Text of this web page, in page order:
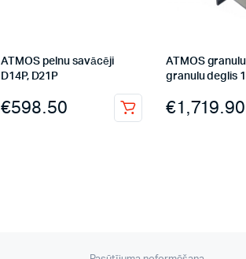
ATMOS pelnu savācēji
D14P, D21P
€598.50
ATMOS
granulu deglis
€1,719.90